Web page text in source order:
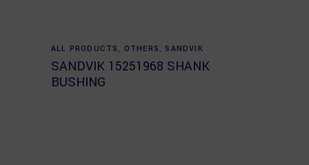
Read more
ALL PRODUCTS , OTHERS , SANDVIK
SANDVIK 15251968 SHANK
BUSHING